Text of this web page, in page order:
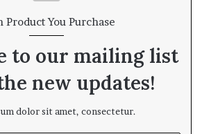
Product You Purchase
to our mailing list
new updates!
dolor sit amet, consectetur.